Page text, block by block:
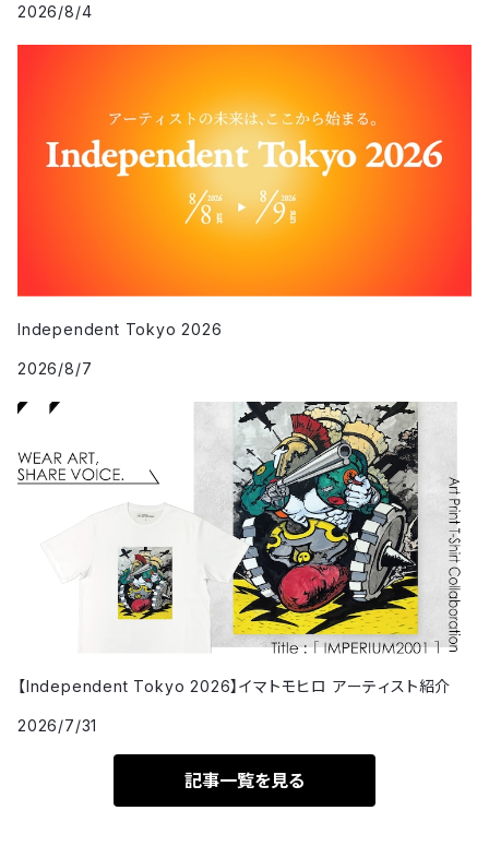
2026/8/4
Independent Tokyo 2026
2026/8/7
【Independent Tokyo 2026】イマトモヒロ アーティスト紹介
2026/7/31
記事一覧を見る